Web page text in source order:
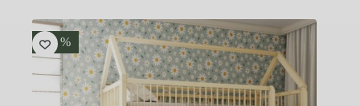
wariantów.
Opcje
można
wybrać
na
stronie
-15 %